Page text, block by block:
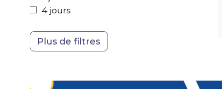
4 jours